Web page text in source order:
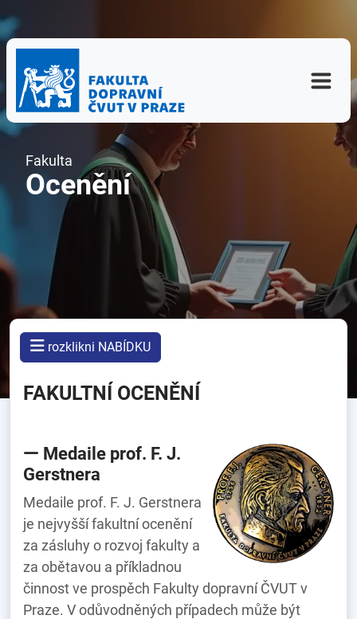
Fakulta
Ocenění
rozklikni NABÍDKU
FAKULTNÍ OCENĚNÍ
Medaile prof. F. J.
Gerstnera
Medaile prof. F. J. Gerstnera
je nejvyšší fakultní ocenění
za zásluhy o rozvoj fakulty a
za obětavou a příkladnou
činnost ve prospěch Fakulty dopravní ČVUT v
Praze. V odůvodněných případech může být